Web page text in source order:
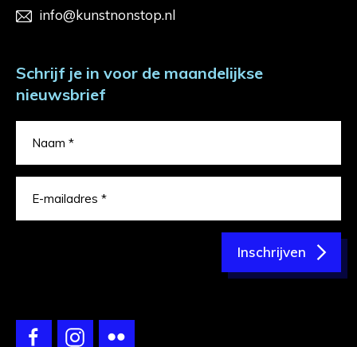
info@kunstnonstop.nl
Schrijf je in voor de maandelijkse
nieuwsbrief
Inschrijven